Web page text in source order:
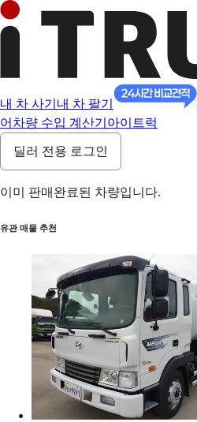
내 차 사기 내 차 팔기
어 차량 수입 계산기 아이트럭
딜러 전용 로그인
이미 판매완료된 차량입니다.
유관 매물 추천